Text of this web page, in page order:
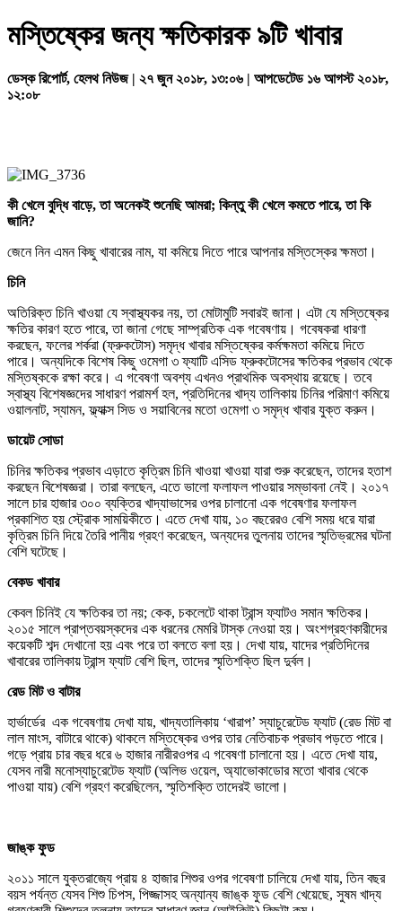
মস্তিষ্কের জন্য ক্ষতিকারক ৯টি খাবার
ডেস্ক রিপোর্ট, হেলথ নিউজ | ২৭ জুন ২০১৮, ১৩:০৬ | আপডেটেড ১৬ আগস্ট ২০১৮,
১২:০৮
কী খেলে বুদ্ধি বাড়ে, তা অনেকই শুনেছি আমরা; কিন্তু কী খেলে কমতে পারে, তা কি
জানি?
জেনে নিন এমন কিছু খাবারের নাম, যা কমিয়ে দিতে পারে আপনার মস্তিস্কের ক্ষমতা।
চিনি
অতিরিক্ত চিনি খাওয়া যে স্বাস্থ্যকর নয়, তা মোটামুটি সবারই জানা। এটা যে মস্তিষ্কের
ক্ষতির কারণ হতে পারে, তা জানা গেছে সাম্প্রতিক এক গবেষণায়। গবেষকরা ধারণা
করছেন, ফলের শর্করা (ফ্রুকটোস) সমৃদ্ধ খাবার মস্তিষ্কের কর্মক্ষমতা কমিয়ে দিতে
পারে। অন্যদিকে বিশেষ কিছু ওমেগা ৩ ফ্যাটি এসিড ফ্রুকটোসের ক্ষতিকর প্রভাব থেকে
মস্তিষ্ককে রক্ষা করে। এ গবেষণা অবশ্য এখনও প্রাথমিক অবস্থায় রয়েছে। তবে
স্বাস্থ্য বিশেষজ্ঞদের সাধারণ পরামর্শ হল, প্রতিদিনের খাদ্য তালিকায় চিনির পরিমাণ কমিয়ে
ওয়ালনাট, স্যামন, ফ্ল্যাক্স সিড ও সয়াবিনের মতো ওমেগা ৩ সমৃদ্ধ খাবার যুক্ত করুন।
ডায়েট সোডা
চিনির ক্ষতিকর প্রভাব এড়াতে কৃত্রিম চিনি খাওয়া খাওয়া যারা শুরু করেছেন, তাদের হতাশ
করছেন বিশেষজ্ঞরা। তারা বলছেন, এতে ভালো ফলাফল পাওয়ার সম্ভাবনা নেই। ২০১৭
সালে চার হাজার ৩০০ ব্যক্তির খাদ্যাভাসের ওপর চালানো এক গবেষণার ফলাফল
প্রকাশিত হয় স্ট্রোক সাময়িকীতে। এতে দেখা যায়, ১০ বছরেরও বেশি সময় ধরে যারা
কৃত্রিম চিনি দিয়ে তৈরি পানীয় গ্রহণ করেছেন, অন্যদের তুলনায় তাদের স্মৃতিভ্রমের ঘটনা
বেশি ঘটেছে।
বেকড খাবার
কেবল চিনিই যে ক্ষতিকর তা নয়; কেক, চকলেটে থাকা ট্রান্স ফ্যাটও সমান ক্ষতিকর।
২০১৫ সালে প্রাপ্তবয়স্কদের এক ধরনের মেমরি টাস্ক নেওয়া হয়। অংশগ্রহণকারীদের
কয়েকটি শব্দ দেখানো হয় এবং পরে তা বলতে বলা হয়। দেখা যায়, যাদের প্রতিদিনের
খাবারের তালিকায় ট্রান্স ফ্যাট বেশি ছিল, তাদের স্মৃতিশক্তি ছিল দুর্বল।
রেড মিটও বাটার
হার্ভার্ডের এক গবেষণায় দেখা যায়, খাদ্যতালিকায় ‘খারাপ’ স্যাচুরেটেড ফ্যাট (রেড মিট বা
লাল মাংস, বাটারে থাকে) থাকলে মস্তিষ্কের ওপর তার নেতিবাচক প্রভাব পড়তে পারে।
গড়ে প্রায় চার বছর ধরে ৬ হাজার নারীরওপর এ গবেষণা চালানো হয়। এতে দেখা যায়,
যেসব নারী মনোস্যাচুরেটেড ফ্যাট (অলিভ ওয়েল, অ্যাভোকাডোর মতো খাবার থেকে
পাওয়া যায়) বেশি গ্রহণ করেছিলেন, স্মৃতিশক্তি তাদেরই ভালো।
জাঙ্ক ফুড
২০১১ সালে যুক্তরাজ্যে প্রায় ৪ হাজার শিশুর ওপর গবেষণা চালিয়ে দেখা যায়, তিন বছর
বয়স পর্যন্ত যেসব শিশু চিপস, পিজ্জাসহ অন্যান্য জাঙ্ক ফুড বেশি খেয়েছে, সুষম খাদ্য